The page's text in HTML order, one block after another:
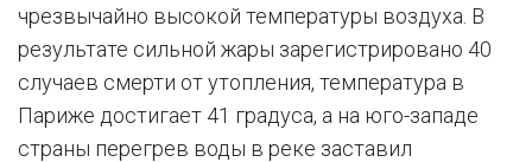
чрезвычайно высокой температуры воздуха. В
результате сильной жары зарегистрировано 40
случаев смерти от утопления, температура в
Париже достигает 41 градуса, а на юго-западе
страны перегрев воды в реке заставил